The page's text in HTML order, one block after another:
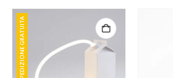
SPEDIZIONE GRATUITA